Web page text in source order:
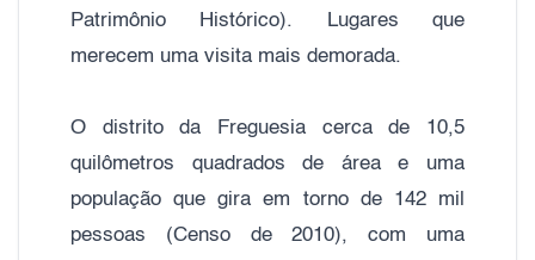
Patrimônio Histórico). Lugares que
merecem uma visita mais demorada.
O distrito da Freguesia cerca de 10,5
quilômetros quadrados de área e uma
população que gira em torno de 142 mil
pessoas (Censo de 2010), com uma